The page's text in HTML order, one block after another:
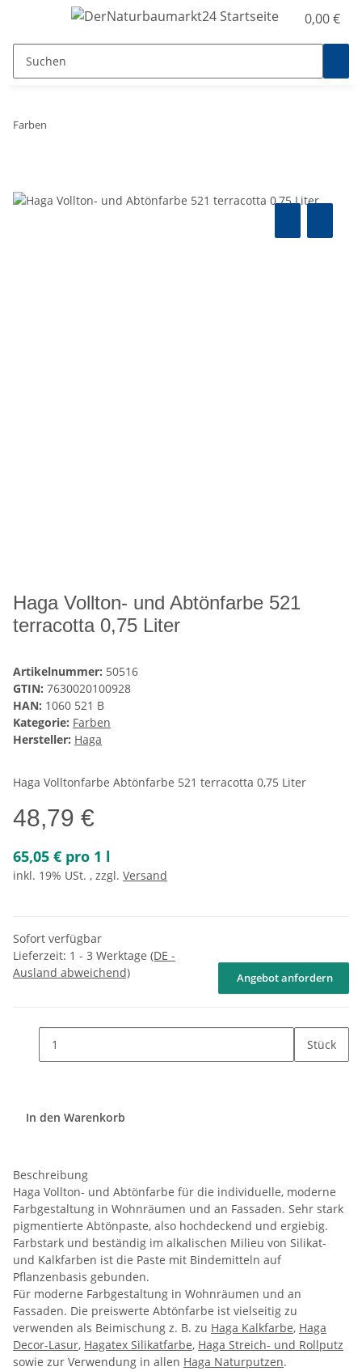
0,00 €
Farben
Haga Vollton- und Abtönfarbe 521
terracotta 0,75 Liter
Artikelnummer: 50516
GTIN: 7630020100928
HAN: 1060 521 B
Kategorie: Farben
Hersteller: Haga
Haga Volltonfarbe Abtönfarbe 521 terracotta 0,75 Liter
48,79 €
65,05 € pro 1 l
inkl. 19% USt. , zzgl. Versand
Sofort verfügbar
Lieferzeit: 1 - 3 Werktage (DE -
Ausland abweichend)
Angebot anfordern
Stück
In den Warenkorb
Beschreibung
Haga Vollton- und Abtönfarbe für die individuelle, moderne
Farbgestaltung in Wohnräumen und an Fassaden. Sehr stark
pigmentierte Abtönpaste, also hochdeckend und ergiebig.
Farbstark und beständig im alkalischen Milieu von Silikat-
und Kalkfarben ist die Paste mit Bindemitteln auf
Pflanzenbasis gebunden.
Für moderne Farbgestaltung in Wohnräumen und an
Fassaden. Die preiswerte Abtönfarbe ist vielseitig zu
verwenden als Beimischung z. B. zu Haga Kalkfarbe, Haga
Decor-Lasur, Hagatex Silikatfarbe, Haga Streich- und Rollputz
sowie zur Verwendung in allen Haga Naturputzen.